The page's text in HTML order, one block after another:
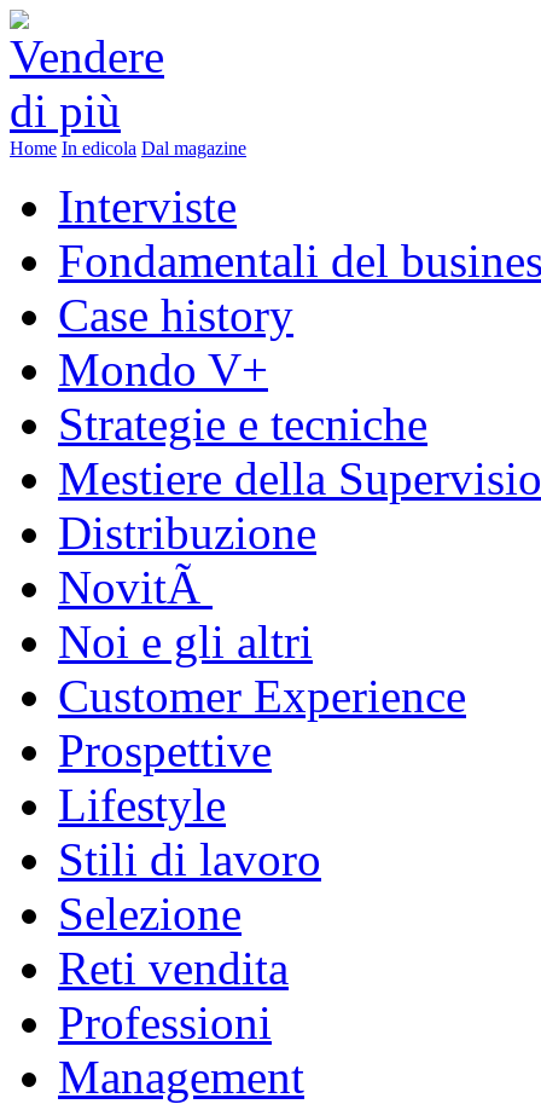
Home In edicola Dal magazine
Interviste
Fondamentali del
Case history
Mondo V+
Strategie e tecniche
Mestiere della
Distribuzione
NovitÃ
Noi e gli altri
Customer Experience
Prospettive
Lifestyle
Stili di lavoro
Selezione
Reti vendita
Professioni
Management